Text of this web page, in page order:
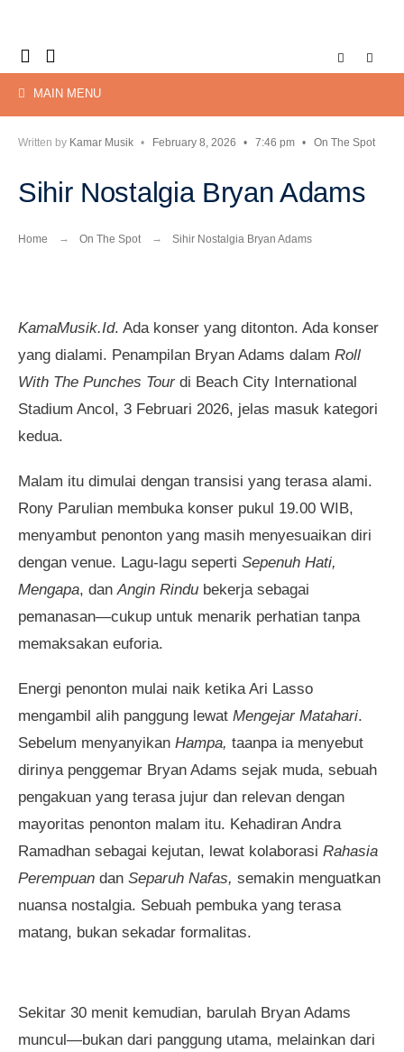
content
MAIN MENU
Written by Kamar Musik • February 8, 2026 • 7:46 pm • On The Spot
Sihir Nostalgia Bryan Adams
Home On The Spot Sihir Nostalgia Bryan Adams
KamaMusik.Id. Ada konser yang ditonton. Ada konser
yang dialami. Penampilan Bryan Adams dalam Roll
With The Punches Tourdi Beach City International
Stadium Ancol, 3 Februari 2026, jelas masuk kategori
kedua.
Malam itu dimulai dengan transisi yang terasa alami.
Rony Parulian membuka konser pukul 19.00 WIB,
menyambut penonton yang masih menyesuaikan diri
dengan venue. Lagu-lagu seperti Sepenuh Hati,
Mengapa, danAngin Rindu bekerja sebagai
pemanasan—cukup untuk menarik perhatian tanpa
memaksakan euforia.
Energi penonton mulai naik ketika Ari Lasso
mengambil alih panggung lewat Mengejar Matahari.
Sebelum menyanyikan Hampa, taanpa ia menyebut
dirinya penggemar Bryan Adams sejak muda, sebuah
pengakuan yang terasa jujur dan relevan dengan
mayoritas penonton malam itu. Kehadiran Andra
Ramadhan sebagai kejutan, lewat kolaborasi Rahasia
Perempuan dan Separuh Nafas, semakin menguatkan
nuansa nostalgia. Sebuah pembuka yang terasa
matang, bukan sekadar formalitas.
Sekitar 30 menit kemudian, barulah Bryan Adams
muncul—bukan dari panggung utama, melainkan dari